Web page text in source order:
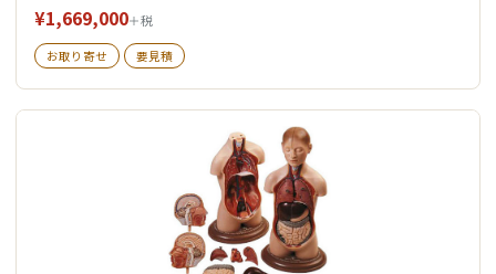
¥1,669,000＋税
お取り寄せ 要見積